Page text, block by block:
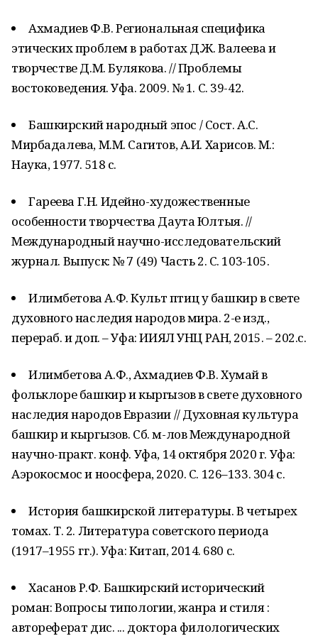
Ахмадиев Ф.В. Региональная специфика
этических проблем в работах Д.Ж. Валеева и
творчестве Д.М. Булякова. // Проблемы
востоковедения. Уфа. 2009. № 1. С. 39-42.
Башкирский народный эпос / Сост. А.С.
Мирбадалева, М.М. Сагитов, А.И. Харисов. М.:
Наука, 1977. 518 с.
Гареева Г.Н. Идейно-художественные
особенности творчества Даута Юлтыя. //
Международный научно-исследовательский
журнал. Выпуск: № 7 (49) Часть 2. С. 103-105.
Илимбетова А.Ф. Культ птиц у башкир в свете
духовного наследия народов мира. 2-е изд.,
перераб. и доп. – Уфа: ИИЯЛ УНЦ РАН, 2015. – 202.с.
Илимбетова А.Ф., Ахмадиев Ф.В. Хумай в
фольклоре башкир и кыргызов в свете духовного
наследия народов Евразии // Духовная культура
башкир и кыргызов. Сб. м-лов Международной
научно-практ. конф. Уфа, 14 октября 2020 г. Уфа:
Аэрокосмос и ноосфера, 2020. С. 126–133. 304 с.
История башкирской литературы. В четырех
томах. Т. 2. Литература советского периода
(1917–1955 гг.). Уфа: Китап, 2014. 680 с.
Хасанов Р.Ф. Башкирский исторический
роман: Вопросы типологии, жанра и стиля :
автореферат дис. ... доктора филологических